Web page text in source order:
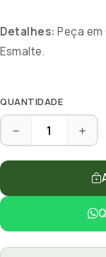
Detalhes: Peça
Esmalte.
QUANTIDADE